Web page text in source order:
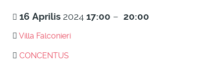
16 Aprilis 2024 17:00 – 20:00
Villa Falconieri
CONCENTUS